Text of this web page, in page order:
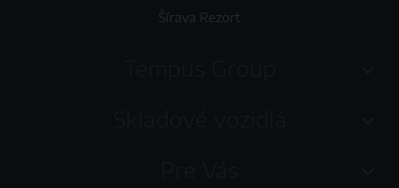
Šírava Rezort